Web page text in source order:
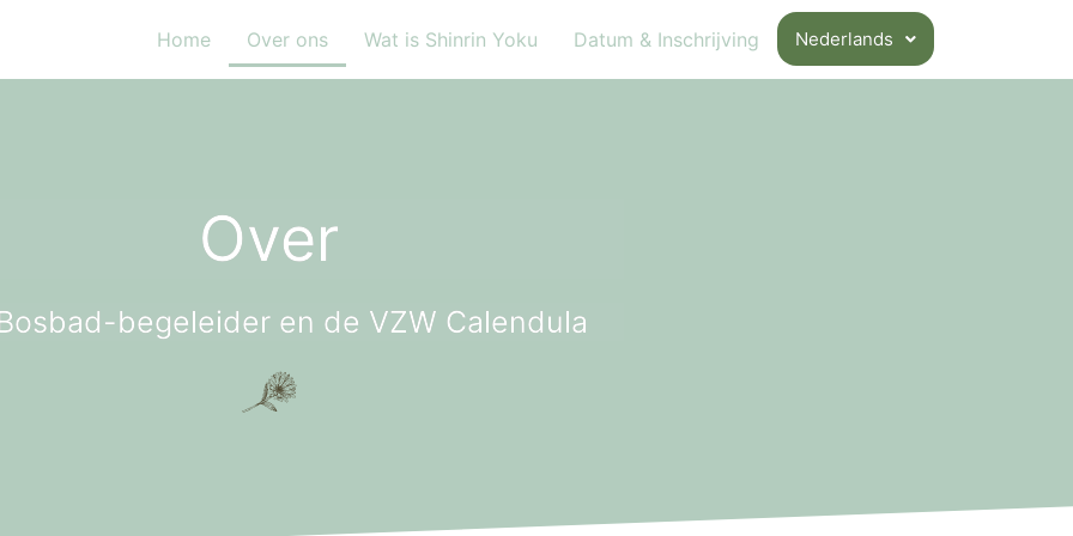
Home Over ons Wat is Shinrin Yoku Datum & Inschrijving Nederlands
Over
begeleider en de VZW Calendula